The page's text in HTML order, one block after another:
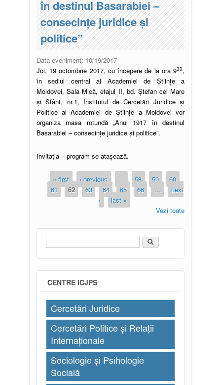
în destinul Basarabiei –
consecințe juridice și
politice”
Data eveniment: 10/19/2017
Joi, 19 octombrie 2017, cu începere de la ora 930,
în sediul central al Academiei de Științe a
Moldovei, Sala Mică, etajul II, bd. Ștefan cel Mare
și Sfânt, nr.1, Institutul de Cercetări Juridice și
Politice al Academiei de Științe a Moldovei vor
organiza masa rotundă „Anul 1917 în destinul
Basarabiei – consecințe juridice și politice”.
Invitația – program se atașează.
« first ‹ previous … 58 59
60
61
62 63 64 65 66 …
next
›
last »
Vezi toate
Formular de căutare
Căutare
CENTRE ICJPS
Cercetări Juridice
Cercetări Politice și Relații
Internaționale
Sociologie și Psihologie
Socială